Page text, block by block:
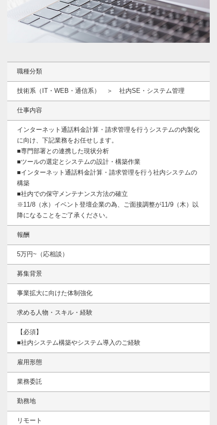
職種分類
技術系（IT・WEB・通信系） ＞ 社内SE・システム管理
仕事内容
インターネット通話料金計算・請求管理を行うシステムの内製化
に向け、下記業務をお任せします。
■専門部署との連携した現状分析
■ツールの選定とシステムの設計・構築作業
■インターネット通話料金計算・請求管理を行う社内システムの
構築
■社内での保守メンテナンス方法の確立
※11/8（水）イベント登壇企業の為、ご面接調整が11/9（木）以
降になることをご了承ください。
報酬
5万円~（応相談）
募集背景
事業拡大に向けた体制強化
求める人物・スキル・経験
【必須】
■社内システム構築やシステム導入のご経験
雇用形態
業務委託
勤務地
リモート